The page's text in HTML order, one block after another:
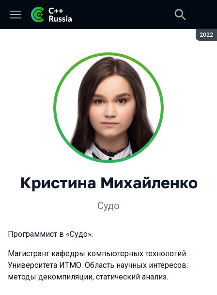
2022
Кристина Михайленко
Судо
Программист в «Судо».
Магистрант кафедры компьютерных технологий
Университета ИТМО. Область научных интересов:
методы декомпиляции, статический анализ.